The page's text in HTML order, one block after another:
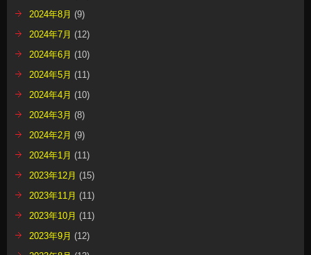
2024年8月 (9)
2024年7月 (12)
2024年6月 (10)
2024年5月 (11)
2024年4月 (10)
2024年3月 (8)
2024年2月 (9)
2024年1月 (11)
2023年12月 (15)
2023年11月 (11)
2023年10月 (11)
2023年9月 (12)